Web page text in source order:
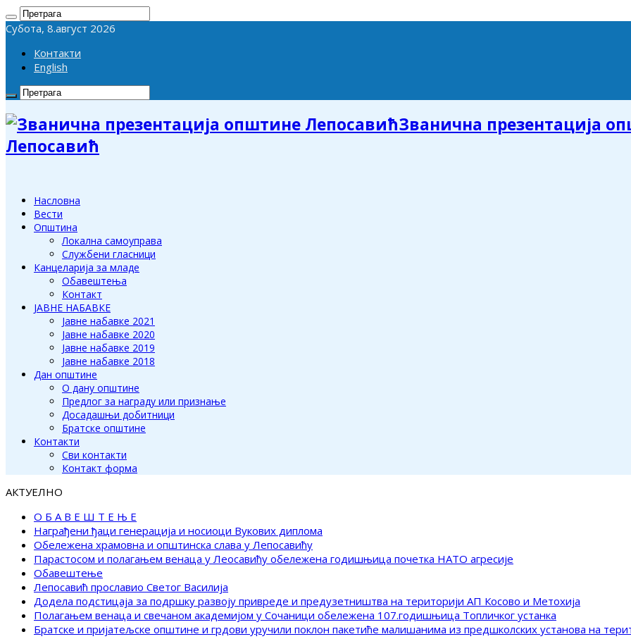
Субота, 8.август 2026
Контакти
English
Званична презентација
Лепосавић
Насловна
Вести
Општина
Локална самоуправа
Службени гласници
Канцеларија за младе
Обавештења
Контакт
ЈАВНЕ НАБАВКЕ
Јавне набавке 2021
Јавне набавке 2020
Јавне набавке 2019
Јавне набавке 2018
Дан општине
О дану општине
Предлог за награду или признање
Досадашњи добитници
Братске општине
Контакти
Сви контакти
Контакт форма
АКТУЕЛНО
О Б А В Е Ш Т Е Њ Е
Награђени ђаци генерација и носиоци Вукових диплома
Обележена храмовна и општинска слава у Лепосавићу
Парастосом и полагањем венаца у Леосавићу обележена годишњица почетка НАТО агресије
Обавештење
Лепосавић прославио Светог Василија
Додела подстицаја за подршку развоју привреде и предузетништва на територији АП Косово и Метохија
Полагањем венаца и свечаном академијом у Сочаници обележена 107.годишњица Топличког устанка
Братске и пријатељске општине и грдови уручили поклон пакетиће малишанима из предшколских установа на